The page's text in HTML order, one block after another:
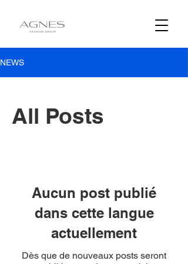
NEWS
All Posts
Aucun post publié
dans cette langue
actuellement
Dès que de nouveaux posts seront